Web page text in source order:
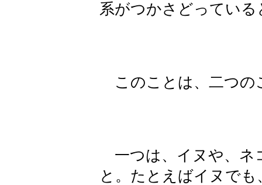
系がつかさどってい
このことは、二つの
一つは、イヌや、ネ
と。たとえばイヌで